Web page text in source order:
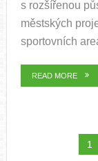
s rozšířenou
městských
sportovních
READ MORE
1